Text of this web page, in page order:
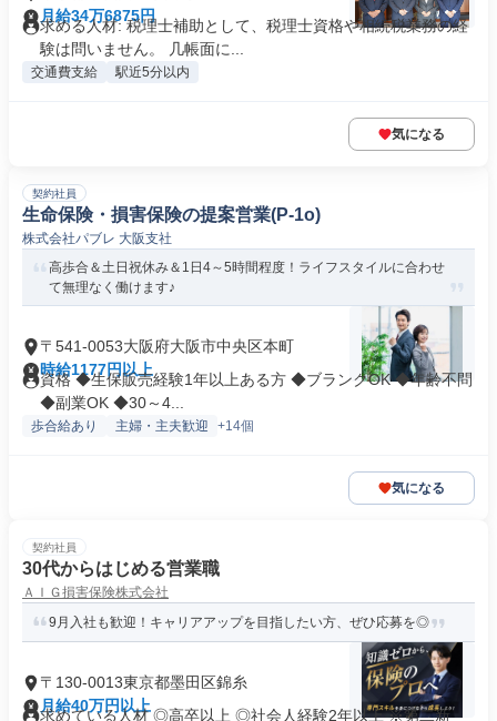
月給34万6875円
求める人材: 税理士補助として、税理士資格や相続税業務の経
験は問いません。 几帳面に...
交通費支給 駅近5分以内
気になる
契約社員
生命保険・損害保険の提案営業(P-1o)
株式会社パブレ 大阪支社
高歩合＆土日祝休み＆1日4～5時間程度！ライフスタイルに合わせ
て無理なく働けます♪
〒541-0053大阪府大阪市中央区本町
時給1177円以上
資格 ◆生保販売経験1年以上ある方 ◆ブランクOK ◆年齢不問
◆副業OK ◆30～4...
歩合給あり 主婦・主夫歓迎 +14個
気になる
契約社員
30代からはじめる営業職
ＡＩＧ損害保険株式会社
9月入社も歓迎！キャリアアップを目指したい方、ぜひ応募を◎
〒130-0013東京都墨田区錦糸
月給40万円以上
求めている人材 ◎高卒以上 ◎社会人経験2年以上 ※第二新